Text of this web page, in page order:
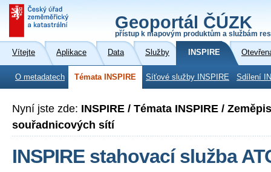
Geoportál ČÚZK
přístup k mapovým produktům a službám
Vítejte Aplikace Data Služby INSPIRE
O metadatech Témata INSPIRE Síťové služby INSPIRE Sdílení
Nyní jste zde: INSPIRE / Témata INSPIRE /
souřadnicových sítí
INSPIRE stahovací služba